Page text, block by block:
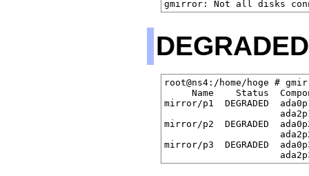
root@ns4:/home/hoge #
Name    Status
mirror/p1  DEGRADED
mirror/p2  DEGRADED
mirror/p3  DEGRADED